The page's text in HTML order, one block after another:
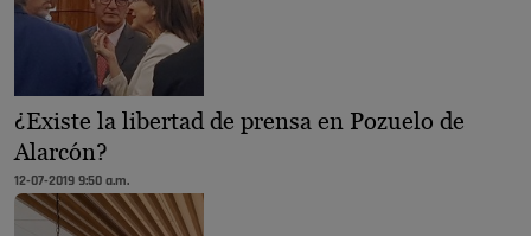
¿Existe la libertad de prensa en Pozuelo de
Alarcón?
12-07-2019 9:50 a.m.